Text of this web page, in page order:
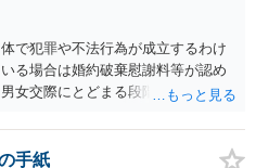
で犯罪や不法行為が成立するわけ
る場合は婚約破棄慰謝料等が認め
女交際にとどまる段階の場合、独
れます。 お怒りはごもっともです
相手を信頼できなくなる可能性が
手紙